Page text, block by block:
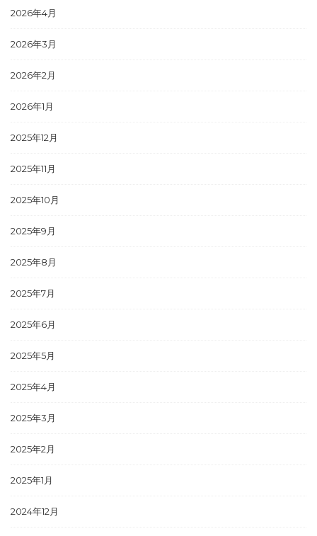
2026年4月
2026年3月
2026年2月
2026年1月
2025年12月
2025年11月
2025年10月
2025年9月
2025年8月
2025年7月
2025年6月
2025年5月
2025年4月
2025年3月
2025年2月
2025年1月
2024年12月